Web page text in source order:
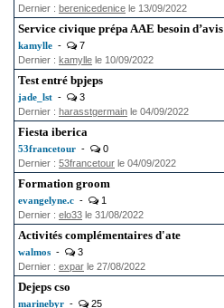
Dernier : berenicedenice le 13/09/2022
Service civique prépa AAE besoin d’avis
kamylle -
7
Dernier : kamylle le 10/09/2022
Test entré bpjeps
jade_lst -
3
Dernier : harasstgermain le 04/09/2022
Fiesta iberica
53francetour -
0
Dernier : 53francetour le 04/09/2022
Formation groom
evangelyne.c -
1
Dernier : elo33 le 31/08/2022
Activités complémentaires d'ate
walmos -
3
Dernier : expar le 27/08/2022
Dejeps cso
marinebyr -
25